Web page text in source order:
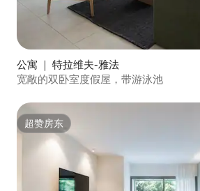
公寓 ｜ 特拉维夫-雅法
宽敞的双卧室度假屋，带游泳池
超赞房东
超赞房东